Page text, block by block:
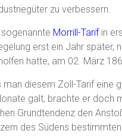
zu verbessern.
Morrill-Tarifin
erst ein Jahr
hatte, am 02. März
diesem Zoll-Tarif eine
galt, brachte er doch
Grundtendenz den
des Südens